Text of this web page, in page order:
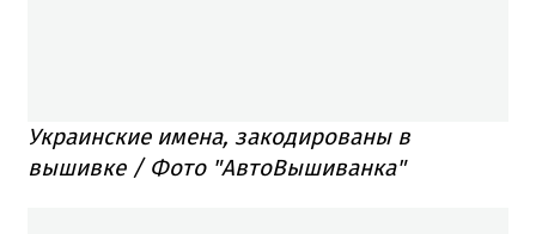
Украинские имена, закодированы в
вышивке / Фото "АвтоВышиванка"